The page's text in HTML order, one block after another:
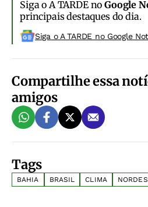
Siga o A TARDE noGoogle
principais destaques do dia.
Siga o A TARDE no Google
Compartilhe essa
amigos
Tags
BAHIA BRASIL CLIMA